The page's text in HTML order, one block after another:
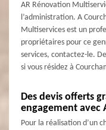
AR Rénovation
l’administration. A
Multiservices est un
propriétaires pour ce
services, contactez-le.
si vous résidez à
Des devis offerts
engagement avec
Pour la réalisation d’un